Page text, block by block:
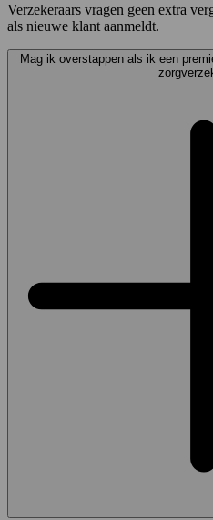
Verzekeraars vragen geen extra
als nieuwe klant aanmeldt.
Mag ik overstappen als ik een